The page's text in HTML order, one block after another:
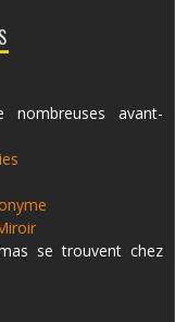
nombreuses avant-
se trouvent chez